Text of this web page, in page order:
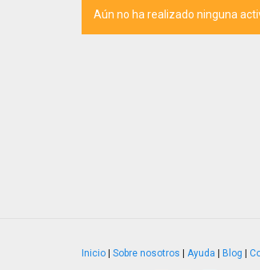
Aún no ha realizado ninguna
Inicio Sobre nosotros Ayuda Blog